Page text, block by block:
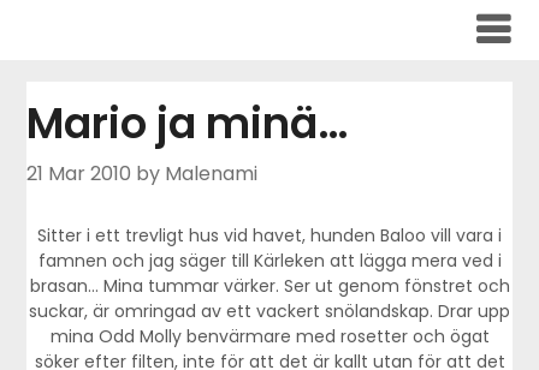
Mario ja minä…
21 Mar 2010 by Malenami
Sitter i ett trevligt hus vid havet, hunden Baloo vill vara i
famnen och jag säger till Kärleken att lägga mera ved i
brasan… Mina tummar värker. Ser ut genom fönstret och
suckar, är omringad av ett vackert snölandskap. Drar upp
mina Odd Molly benvärmare med rosetter och ögat
söker efter filten, inte för att det är kallt utan för att det